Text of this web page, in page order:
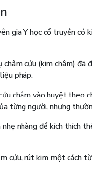
gia Y học cổ truyền
cứu (kim châm) đã
pháp.
châm vào huyệt theo
từng người, nhưng
nhẹ nhàng để kích thích
cứu, rút kim một cách